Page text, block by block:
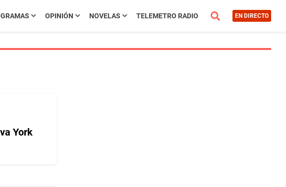
OPINIÓN NOVELAS TELEMETRO RADIO EN DIRECTO
York